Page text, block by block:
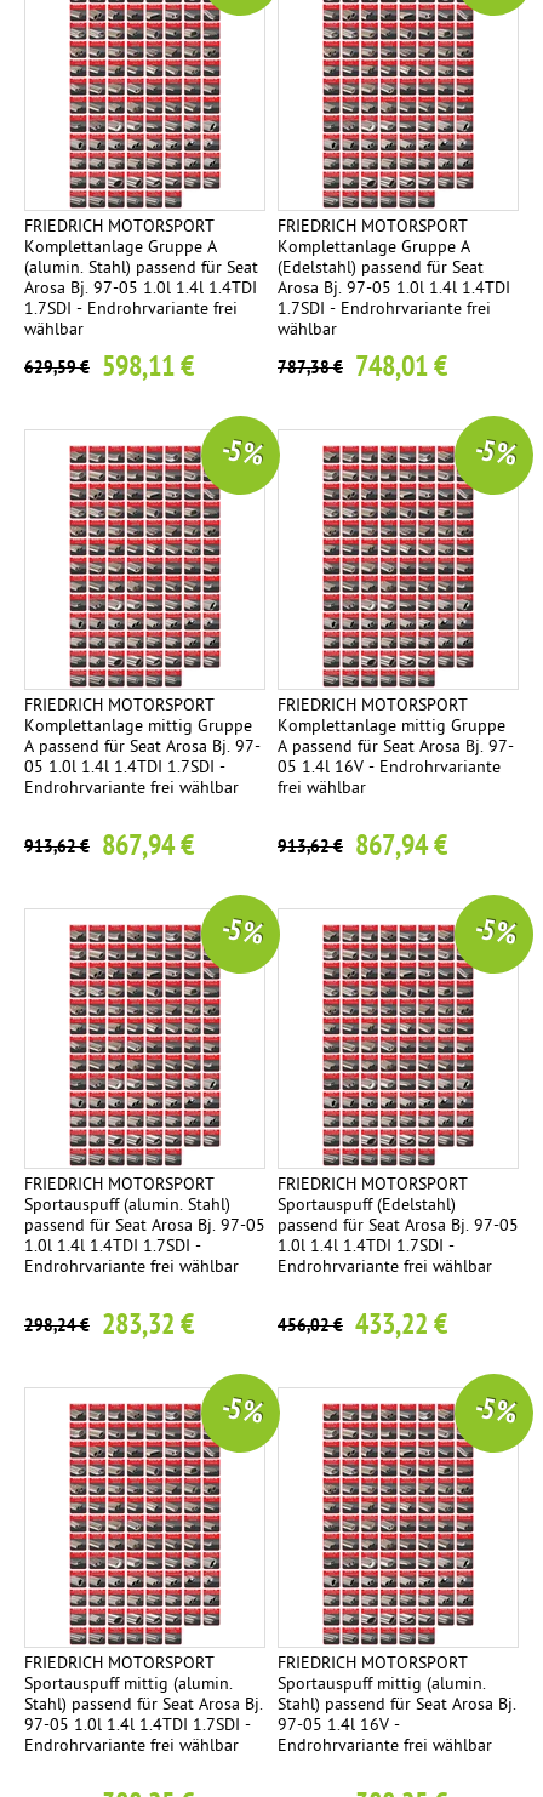
FRIEDRICH MOTORSPORT
Komplettanlage Gruppe A
(alumin. Stahl) passend für Seat
Arosa Bj. 97-05 1.0l 1.4l 1.4TDI
1.7SDI - Endrohrvariante frei
wählbar
629,59 € 598,11 €
FRIEDRICH MOTORSPORT
Komplettanlage Gruppe A
(Edelstahl) passend für Seat
Arosa Bj. 97-05 1.0l 1.4l 1.4TDI
1.7SDI - Endrohrvariante frei
wählbar
787,38 € 748,01 €
FRIEDRICH MOTORSPORT
Komplettanlage mittig Gruppe
A passend für Seat Arosa Bj. 97-
05 1.0l 1.4l 1.4TDI 1.7SDI -
Endrohrvariante frei wählbar
913,62 € 867,94 €
-5 %
FRIEDRICH MOTORSPORT
Komplettanlage mittig Gruppe
A passend für Seat Arosa Bj. 97-
05 1.4l 16V - Endrohrvariante
frei wählbar
913,62 € 867,94 €
-5 %
FRIEDRICH MOTORSPORT
Sportauspuff (alumin. Stahl)
passend für Seat Arosa Bj. 97-05
1.0l 1.4l 1.4TDI 1.7SDI -
Endrohrvariante frei wählbar
298,24 € 283,32 €
-5 %
FRIEDRICH MOTORSPORT
Sportauspuff (Edelstahl)
passend für Seat Arosa Bj. 97-05
1.0l 1.4l 1.4TDI 1.7SDI -
Endrohrvariante frei wählbar
456,02 € 433,22 €
-5 %
FRIEDRICH MOTORSPORT
Sportauspuff mittig (alumin.
Stahl) passend für Seat Arosa Bj.
97-05 1.0l 1.4l 1.4TDI 1.7SDI -
Endrohrvariante frei wählbar
-5 %
FRIEDRICH MOTORSPORT
Sportauspuff mittig (alumin.
Stahl) passend für Seat Arosa Bj.
97-05 1.4l 16V -
Endrohrvariante frei wählbar
-5 %